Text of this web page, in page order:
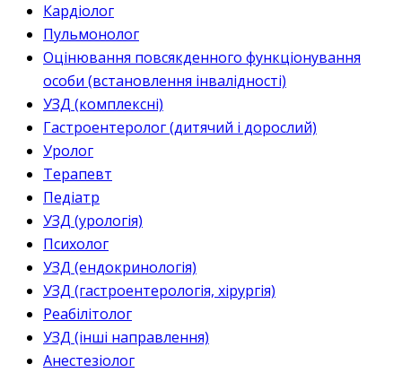
Кардіолог
Пульмонолог
Оцінювання повсякденного функціонування
особи (встановлення інвалідності)
УЗД (комплексні)
Гастроентеролог (дитячий і дорослий)
Уролог
Терапевт
Педіатр
УЗД (урологія)
Психолог
УЗД (ендокринологія)
УЗД (гастроентерологія, хірургія)
Реабілітолог
УЗД (інші направлення)
Анестезіолог